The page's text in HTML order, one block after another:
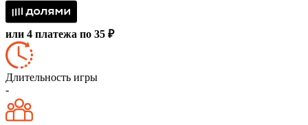
или 4 платежа по 35 ₽
Длительность игры
-